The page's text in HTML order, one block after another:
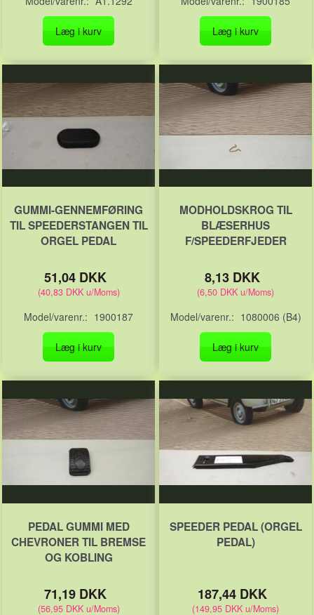
Læg i kurv Læg i kurv
GUMMI-GENNEMFØRING
TIL SPEEDERSTANGEN TIL
ORGEL PEDAL
51,04 DKK
(40,83 DKKu/Moms)
Model/varenr.: 1900187
Læg i kurv
MODHOLDSKROG TIL
BLÆSERHUS
F/SPEEDERFJEDER
8,13 DKK
(6,50 DKK u/Moms)
Model/varenr.: 1080006 (B4)
Læg i kurv
PEDAL GUMMI MED
CHEVRONER TIL BREMSE
OG KOBLING
71,19 DKK
(56,95 DKKu/Moms)
SPEEDER PEDAL (ORGEL
PEDAL)
187,44 DKK
(149,95 DKK u/Moms)